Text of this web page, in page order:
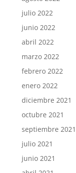
julio 2022
junio 2022
abril 2022
marzo 2022
febrero 2022
enero 2022
diciembre 2021
octubre 2021
septiembre 2021
julio 2021
junio 2021